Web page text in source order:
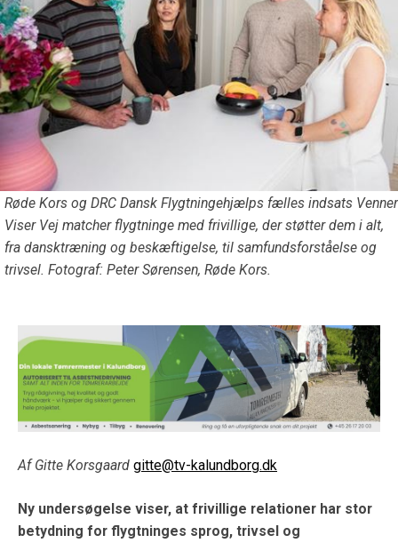
Røde Kors og DRC Dansk Flygtningehjælps fælles indsats Venner
Viser Vej matcher flygtninge med frivillige, der støtter dem i alt,
fra dansktræning og beskæftigelse, til samfundsforståelse og
trivsel. Fotograf: Peter Sørensen, Røde Kors.
Af Gitte Korsgaard gitte@tv-kalundborg.dk
Ny undersøgelse viser, at frivillige relationer har stor
betydning for flygtninges sprog, trivsel og